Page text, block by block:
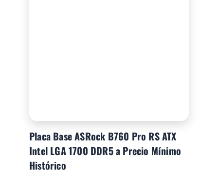
Placa Base ASRock B760 Pro RS ATX
Intel LGA 1700 DDR5 a Precio Mínimo
Histórico